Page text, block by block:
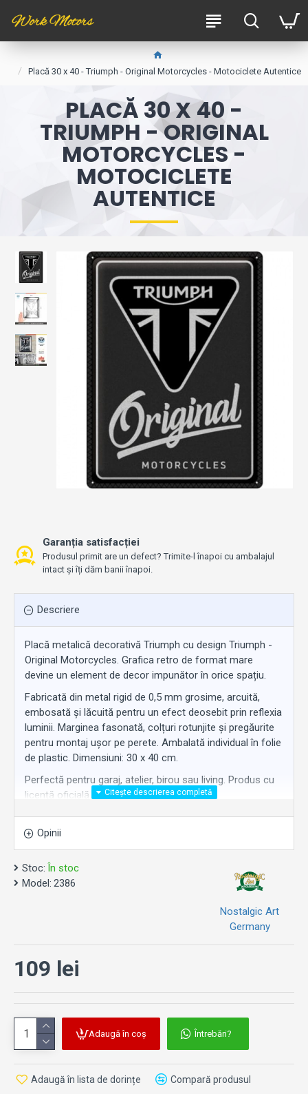
Placă 30 x 40 - Triumph - Original Motorcycles - Motociclete Autentice
PLACĂ 30 X 40 -
TRIUMPH - ORIGINAL
MOTORCYCLES -
MOTOCICLETE
AUTENTICE
Garanția satisfacției
Produsul primit are un defect? Trimite-l înapoi cu ambalajul
intact și îți dăm banii înapoi.
Descriere
Placă metalică decorativă Triumph cu design Triumph -
Original Motorcycles. Grafica retro de format mare
devine un element de decor impunător în orice spațiu.
Fabricată din metal rigid de 0,5 mm grosime, arcuită,
embosată și lăcuită pentru un efect deosebit prin reflexia
luminii. Marginea fasonată, colțuri rotunjite și pregăurite
pentru montaj ușor pe perete. Ambalată individual în folie
de plastic. Dimensiuni: 30 x 40 cm.
Perfectă pentru garaj, atelier, birou sau living. Produs cu
licență oficială Triumph.
Un cadou original pentru orice pasionat de motociclete
Triumph.
Opinii
Stoc: În stoc
Model: 2386
Nostalgic Art
Germany
109 lei
Adaugă în coș Întrebări?
Adaugă în lista de dorințe Compară produsul